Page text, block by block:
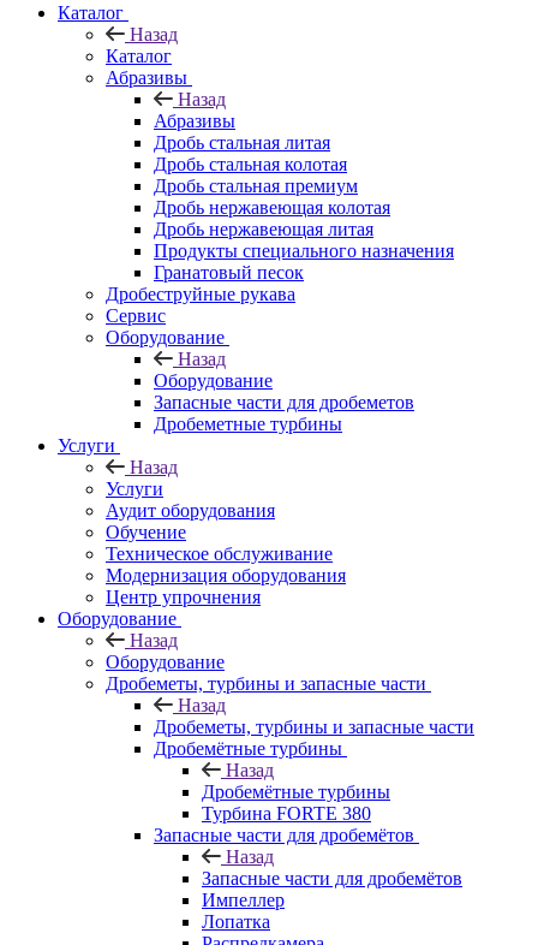
Каталог
Назад
Каталог
Абразивы
Назад
Абразивы
Дробь стальная литая
Дробь стальная колотая
Дробь стальная премиум
Дробь нержавеющая колотая
Дробь нержавеющая литая
Продукты специального назначения
Гранатовый песок
Дробеструйные рукава
Сервис
Оборудование
Назад
Оборудование
Запасные части для дробеметов
Дробеметные турбины
Услуги
Назад
Услуги
Аудит оборудования
Обучение
Техническое обслуживание
Модернизация оборудования
Центр упрочнения
Оборудование
Назад
Оборудование
Дробеметы, турбины и запасные части
Назад
Дробеметы, турбины и запасные части
Дробемётные турбины
Назад
Дробемётные турбины
Турбина FORTE 380
Запасные части для дробемётов
Назад
Запасные части для дробемётов
Импеллер
Лопатка